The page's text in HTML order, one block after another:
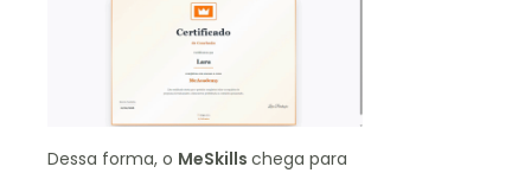
Dessa forma, o MeSkills chega para